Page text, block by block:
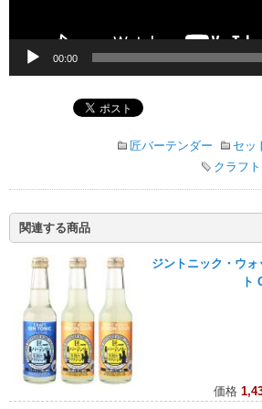
00:00
匠バーテンダー セッ
クラフ
関連する商品
ジントニック・ウ
ト
価格